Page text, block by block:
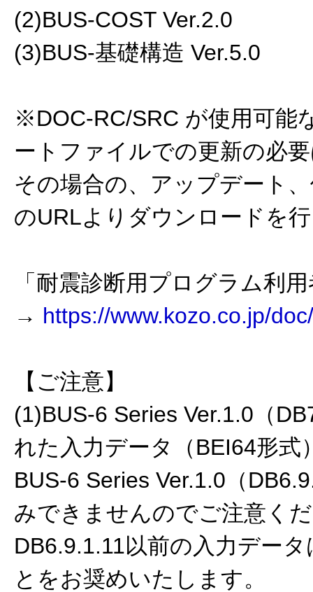
(2)BUS-COST Ver.2.0
(3)BUS-基礎構造 Ver.5.0
※DOC-RC/SRC が使用可能
ートファイルでの更新の必
その場合の、アップデート
のURLよりダウンロードを
「耐震診断用プログラム利
→ https://www.kozo.co.jp/
【ご注意】
(1)BUS-6 Series Ver.1.0（
れた入力データ（BEI64形式
BUS-6 Series Ver.1.0（
みできませんのでご注意く
DB6.9.1.11以前の入力デー
とをお奨めいたします。